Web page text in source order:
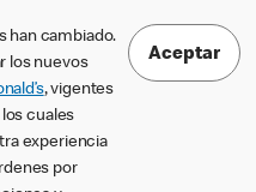
han cambiado.
los nuevos
, vigentes
cuales
experiencia
por
Aceptar